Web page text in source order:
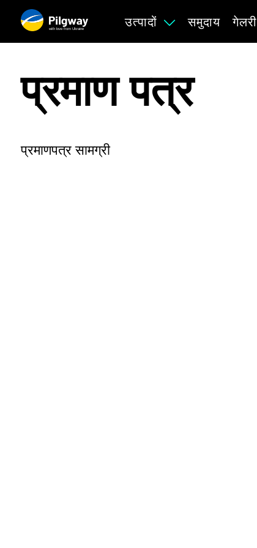
with love from Ukraine
उत्पादों समुदाय गेलरी
प्रमाण पत्र
प्रमाणपत्र सामग्री